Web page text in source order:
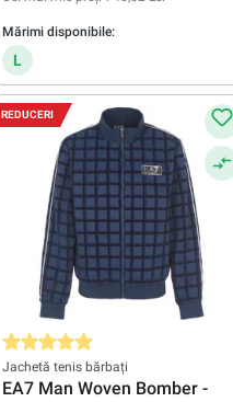
Mărimi disponibile:
L
REDUCERI
Evaluarea medie de 5 din 5 stele
Jachetă tenis bărbați
EA7 Man Woven Bomber -